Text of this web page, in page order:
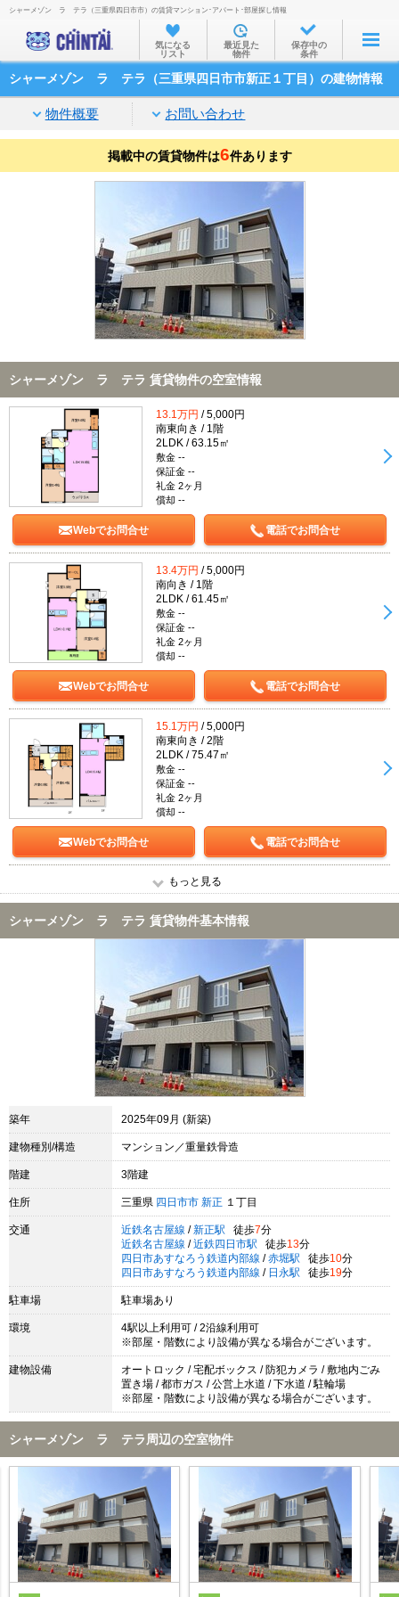
お部屋を探す
沿線・駅から
家賃相場から
通勤通学時間から
不動産会社から
TOP
シャーメゾン ラ テラ（三重県四日市市）の賃貸マンション･アパート･部屋探し情報
気になる
リスト
最近見た
物件
保存中の
条件
シャーメゾン ラ テラ（三重県四日市市新正１丁目）の建物情報
物件概要 お問い合わせ
掲載中の賃貸物件は6件あります
シャーメゾン ラ テラ 賃貸物件の空室情報
13.1万円 / 5,000円
南東向き / 1階
2LDK / 63.15㎡
敷金 --
保証金 --
礼金 2ヶ月
償却 --
Webでお問合せ 電話でお問合せ
13.4万円 / 5,000円
南向き / 1階
2LDK / 61.45㎡
敷金 --
保証金 --
礼金 2ヶ月
償却 --
Webでお問合せ 電話でお問合せ
15.1万円 / 5,000円
南東向き / 2階
2LDK / 75.47㎡
敷金 --
保証金 --
礼金 2ヶ月
償却 --
Webでお問合せ 電話でお問合せ
もっと見る
シャーメゾン ラ テラ 賃貸物件基本情報
築年 2025年09月 (新築)
建物種別/構造 マンション／重量鉄骨造
階建 3階建
住所 三重県 四日市市 新正 １丁目
交通 近鉄名古屋線 / 新正駅 徒歩7分
近鉄名古屋線 / 近鉄四日市駅 徒歩13分
四日市あすなろう鉄道内部線 / 赤堀駅 徒歩10分
四日市あすなろう鉄道内部線 / 日永駅 徒歩19分
駐車場 駐車場あり
環境
4駅以上利用可 / 2沿線利用可
※部屋・階数により設備が異なる場合がございます。
建物設備
オートロック / 宅配ボックス / 防犯カメラ / 敷地内ごみ
置き場 / 都市ガス / 公営上水道 / 下水道 / 駐輪場
※部屋・階数により設備が異なる場合がございます。
シャーメゾン ラ テラ周辺の空室物件